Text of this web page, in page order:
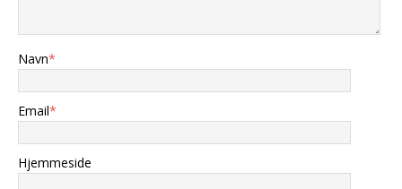
Navn*
Email*
Hjemmeside